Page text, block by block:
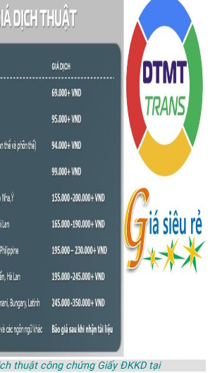
thuật công chứng Giấy ĐKKD tại